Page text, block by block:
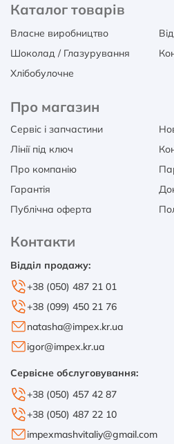
Каталог товарів
Власне виробництво
Шоколад / Глазурування
Хлібобулочне
Про магазин
Сервіс і запчастини
Лінії під ключ
Про компанію
Гарантія
Публічна оферта
Контакти
Відділ продажу:
+38 (050) 487 21 01
+38 (099) 450 21 76
natasha@impex.kr.ua
igor@impex.kr.ua
Сервісне обслуговування:
+38 (050) 457 42 87
+38 (050) 487 22 10
impexmashvitaliy@gmail.com